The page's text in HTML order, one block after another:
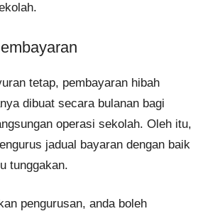
tetap, pembayaran hibah
dibuat secara bulanan bagi
operasi sekolah. Oleh itu,
jadual bayaran dengan baik
tunggakan.
pengurusan, anda boleh